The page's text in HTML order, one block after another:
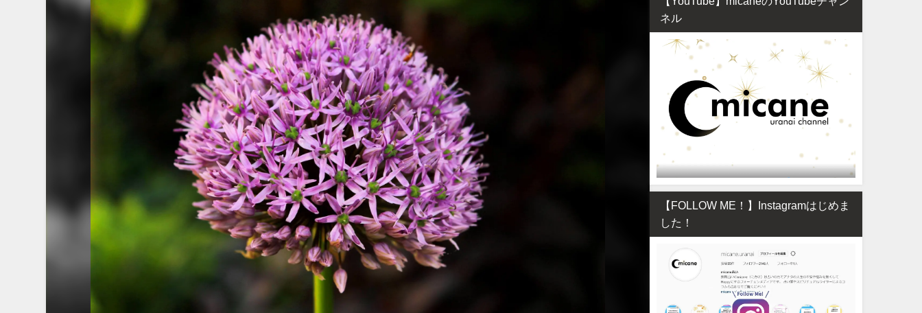
ネル
【FOLLOW ME！】Instagramはじめま
した！